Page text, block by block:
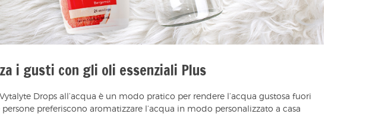
i gusti con gli oli essenziali Plus
Drops all’acqua è un modo pratico per rendere l’acqua gustosa fuori
preferiscono aromatizzare l’acqua in modo personalizzato a casa